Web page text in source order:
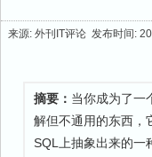
来源: 外刊IT评论 发布时间:
摘要： 当你成为了一
解但不通用的东西，
SQL上抽象出来的一